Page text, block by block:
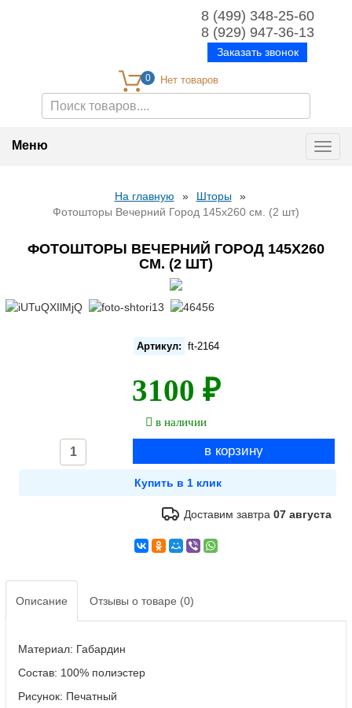
0
8 (499) 348-25-60
8 (929) 947-36-13
Заказать звонок
Меню
На главную » Шторы
»
Фотошторы Вечерний Город 145х260 см. (2 шт)
ФОТОШТОРЫ ВЕЧЕРНИЙ ГОРОД 145Х260
СМ. (2 ШТ)
Артикул: ft-2164
3100 ₽
в наличии
Доставим завтра07 августа
Описание Отзывы о товаре (0)
Материал: Габардин
Состав: 100% полиэстер
Рисунок: Печатный